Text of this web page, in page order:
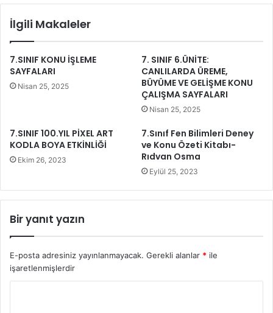
İlgili Makaleler
7.SINIF KONU İŞLEME
SAYFALARI
Nisan 25, 2025
7. SINIF 6.ÜNİTE:
CANLILARDA ÜREME,
BÜYÜME VE GELİŞME KONU
ÇALIŞMA SAYFALARI
Nisan 25, 2025
7.SINIF 100.YIL PİXEL ART
KODLA BOYA ETKİNLİĞİ
Ekim 26, 2023
7.Sınıf Fen Bilimleri Deney
ve Konu Özeti Kitabı-
Rıdvan Osma
Eylül 25, 2023
Bir yanıt yazın
E-posta adresiniz yayınlanmayacak. Gerekli alanlar * ile
işaretlenmişlerdir